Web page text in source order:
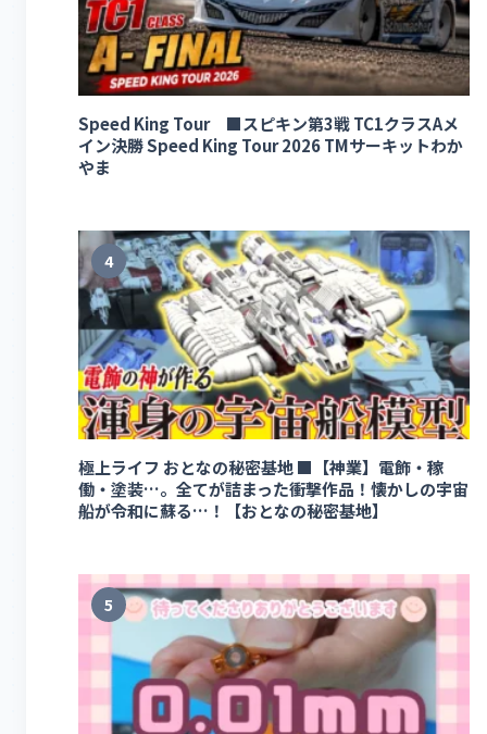
Speed King Tour ■スピキン第3戦 TC1クラスAメ
イン決勝 Speed King Tour 2026 TMサーキットわか
やま
4
極上ライフ おとなの秘密基地 ■【神業】電飾・稼
働・塗装…。全てが詰まった衝撃作品！懐かしの宇宙
船が令和に蘇る…！【おとなの秘密基地】
5